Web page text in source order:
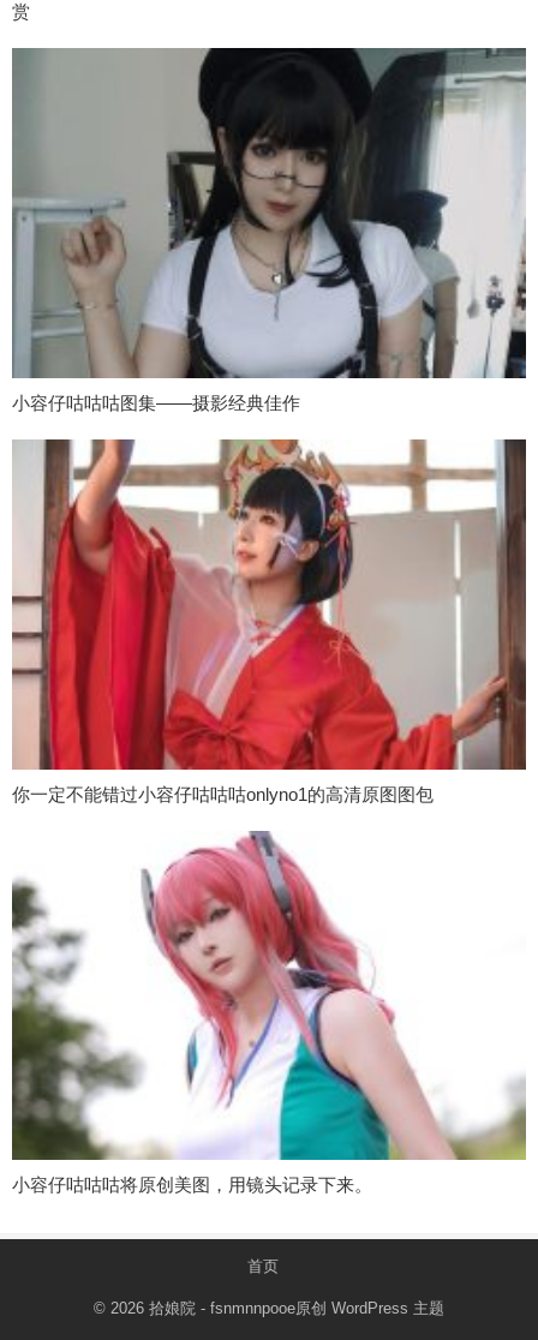
赏
小容仔咕咕咕图集——摄影经典佳作
你一定不能错过小容仔咕咕咕onlyno1的高清原图图包
小容仔咕咕咕将原创美图，用镜头记录下来。
首页
© 2026 拾娘院 - fsnmnnpooe原创 WordPress 主题